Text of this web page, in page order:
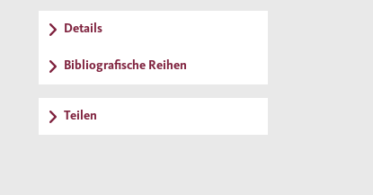
Details
Bibliografische Reihen
Teilen